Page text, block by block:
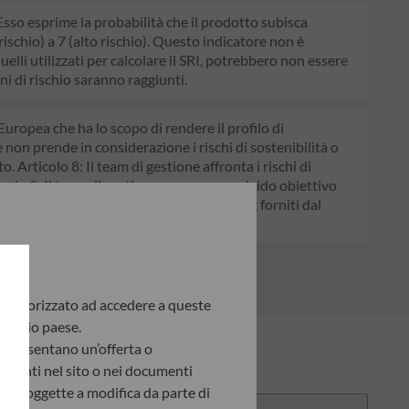
esprime la probabilità che il prodotto subisca
a 7 (alto rischio). Questo indicatore non è
utilizzati per calcolare il SRI, potrebbero non essere
di rischio saranno raggiunti.
che ha lo scopo di rendere il profilo di
prende in considerazione i rischi di sostenibilità o
Articolo 8: Il team di gestione affronta i rischi di
9: Il team di gestione persegue un rigido obiettivo
di sostenibilità avvalendosi dei rating forniti dal
ad accedere a queste
paese.
un’offerta o
nel sito o nei documenti
soggette a modifica da parte di